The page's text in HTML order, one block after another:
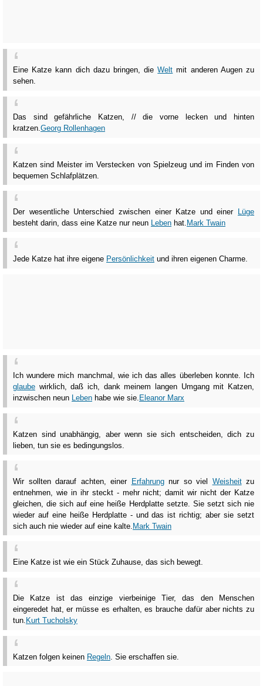
Eine Katze kann dich dazu bringen, dieWelt mit anderen Augen zu
sehen.
Das sind gefährliche Katzen, // die vorne lecken und hinten
kratzen.Georg Rollenhagen
Katzen sind Meister im Verstecken von Spielzeug und im Finden von
bequemen Schlafplätzen.
Der wesentliche Unterschied zwischen einer Katze und einer
Lüge
besteht darin, dass eine Katze nur neun
Leben hat. Mark Twain
Jede Katze hat ihre eigene Persönlichkeit und ihren eigenen Charme.
Ich wundere mich manchmal, wie ich das alles überleben konnte. Ich
glaube wirklich, daß ich, dank meinem langen Umgang mit Katzen,
inzwischen neun Leben habe wie sie. Eleanor Marx
Katzen sind unabhängig, aber wenn sie sich entscheiden, dich zu
lieben, tun sie es bedingungslos.
Wir sollten darauf achten, einer Erfahrungnur so viel Weisheitzu
entnehmen, wie in ihr steckt - mehr nicht; damit wir nicht der Katze
gleichen, die sich auf eine heiße Herdplatte setzte. Sie setzt sich nie
wieder auf eine heiße Herdplatte - und das ist richtig; aber sie setzt
sich auch nie wieder auf eine kalte. Mark Twain
Eine Katze ist wie ein Stück Zuhause, das sich bewegt.
Die Katze ist das einzige vierbeinige Tier, das den Menschen
eingeredet hat, er müsse es erhalten, es brauche dafür aber nichts zu
tun. Kurt Tucholsky
Katzen folgen keinen Regeln . Sie erschaffen sie.